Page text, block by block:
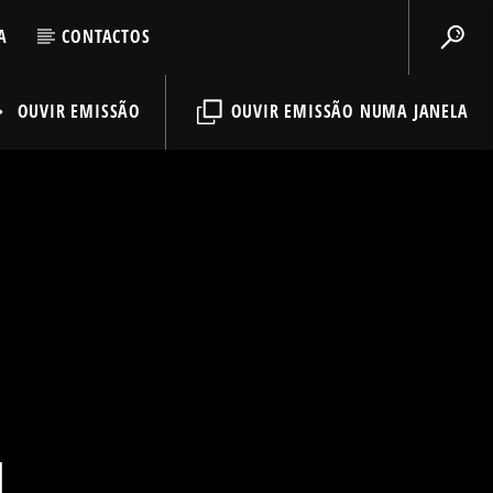
CONTACTOS
OUVIR EMISSÃO NUMA JANELA
OUVIR EMISSÃO